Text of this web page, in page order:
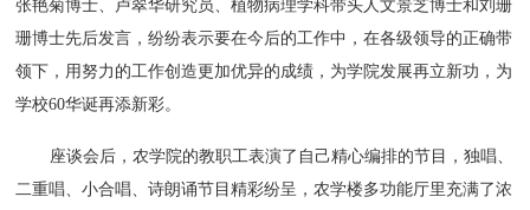
张艳菊博士、卢翠华研究员、植物病理学科带头人文景芝博士和刘珊
珊博士先后发言，纷纷表示要在今后的工作中，在各级领导的正确带
领下，用努力的工作创造更加优异的成绩，为学院发展再立新功，为
学校60华诞再添新彩。
座谈会后，农学院的教职工表演了自己精心编排的节目，独唱、
二重唱、小合唱、诗朗诵节目精彩纷呈，农学楼多功能厅里充满了浓